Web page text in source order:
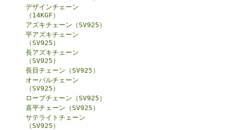
デザインチェーン
（14KGF）
アズキチェーン（SV925）
平アズキチェーン
（SV925）
長アズキチェーン
（SV925）
長目チェーン（SV925）
オーバルチェーン
（SV925）
ロープチェーン（SV925）
喜平チェーン（SV925）
サテライトチェーン
（SV925）